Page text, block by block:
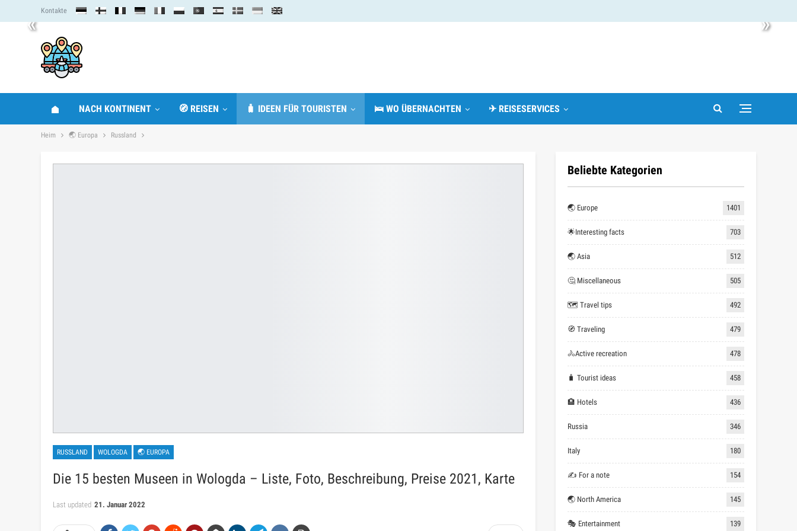
« »
Kontakte
NACH KONTINENT 🧭 REISEN 🧳 IDEEN FÜR TOURISTEN 🛌 WO ÜBERNACHTEN ✈ REISESERVICES
Heim 🌏 Europa Russland
RUSSLAND WOLOGDA 🌏 EUROPA
Die 15 besten Museen in Wologda – Liste, Foto, Beschreibung, Preise 2021, Karte
Last updated 21. Januar 2022
Beliebte Kategorien
🌏 Europe 1401
🌟Interesting facts 703
🌏 Asia 512
🤔 Miscellaneous 505
🗺 Travel tips 492
🧭 Traveling 479
🚴Active recreation 478
🧳 Tourist ideas 458
🏨 Hotels 436
Russia 346
Italy 180
✍ For a note 154
🌏 North America 145
🎭 Entertainment 139